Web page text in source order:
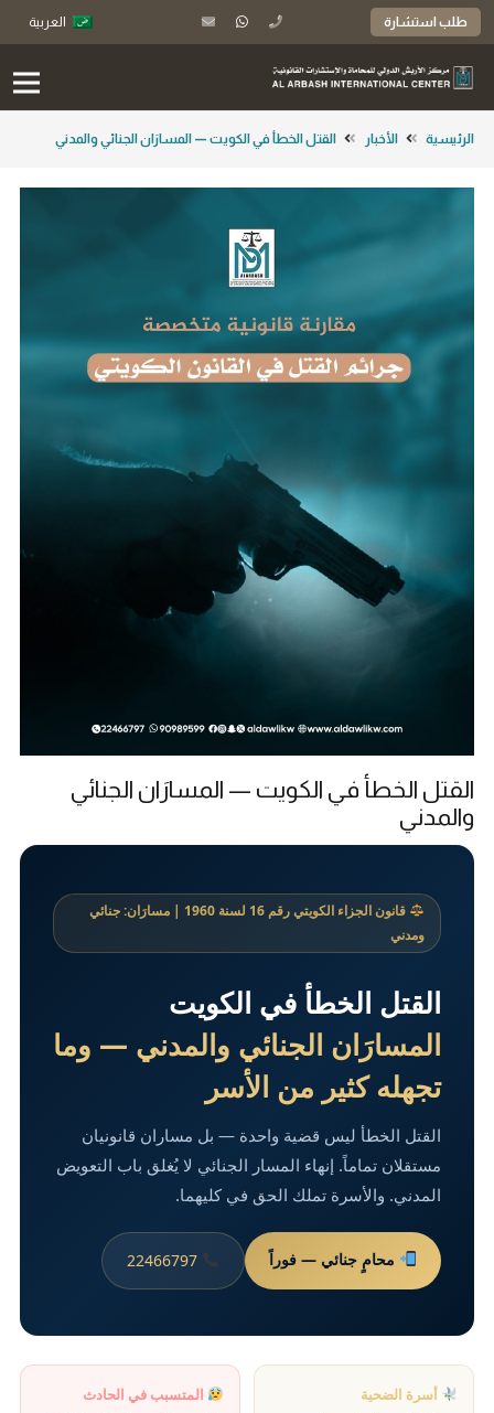
طلب استشارة العربية
الرئيسية الأخبار القتل الخطأ في الكويت — المسارَان الجنائي والمدني
القتل الخطأ في الكويت — المسارَان الجنائي
والمدني
قانون الجزاء الكويتي رقم 16 لسنة 1960 | مسارَان: جنائي
ومدني
القتل الخطأ في الكويت
المسارَان الجنائي والمدني — وما
تجهله كثير من الأسر
القتل الخطأ ليس قضية واحدة — بل مساران قانونيان
مستقلان تماماً. إنهاء المسار الجنائي لا يُغلق باب التعويض
المدني. والأسرة تملك الحق في كليهما.
محامٍ جنائي — فوراً
أسرة الضحية المتسبب في الحادث